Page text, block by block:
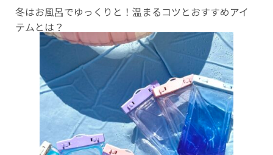
冬はお風呂でゆっくりと！温まるコツとおすすめアイ
テムとは？